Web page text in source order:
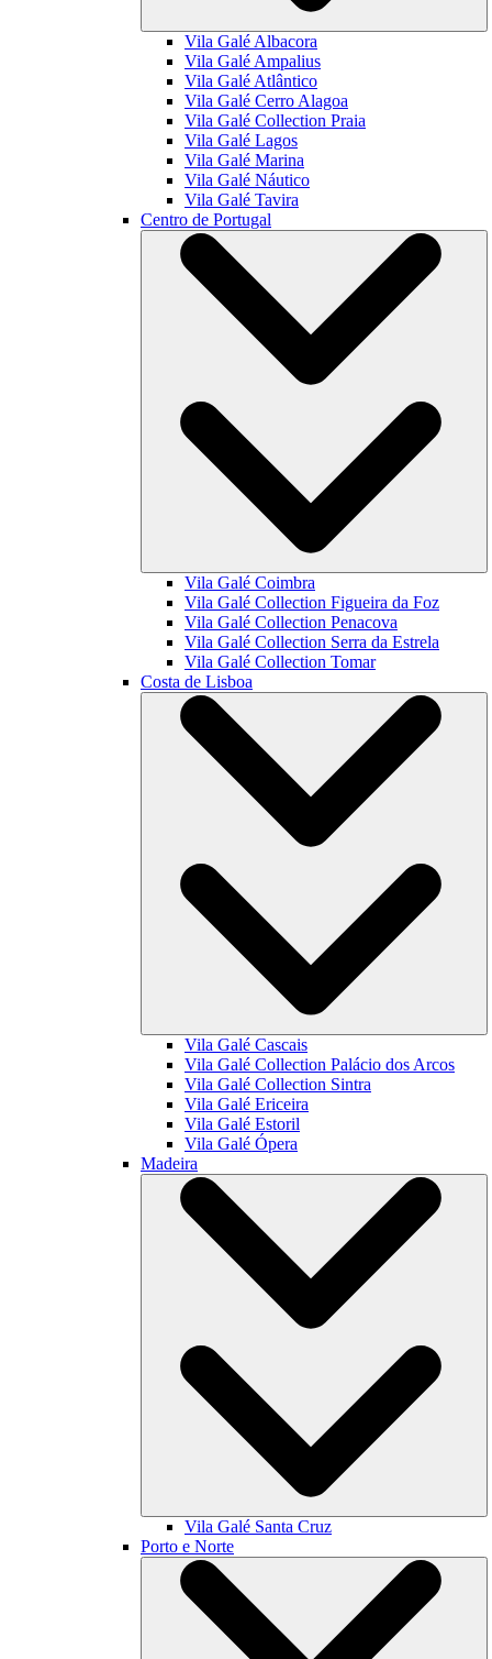
Vila Galé Albacora
Vila Galé Ampalius
Vila Galé Atlântico
Vila Galé Cerro Alagoa
Vila Galé Collection Praia
Vila Galé Lagos
Vila Galé Marina
Vila Galé Náutico
Vila Galé Tavira
Centro de Portugal
Vila Galé Coimbra
Vila Galé Collection Figueira da Foz
Vila Galé Collection Penacova
Vila Galé Collection Serra da Estrela
Vila Galé Collection Tomar
Costa de Lisboa
Vila Galé Cascais
Vila Galé Collection Palácio dos Arcos
Vila Galé Collection Sintra
Vila Galé Ericeira
Vila Galé Estoril
Vila Galé Ópera
Madeira
Vila Galé Santa Cruz
Porto e Norte